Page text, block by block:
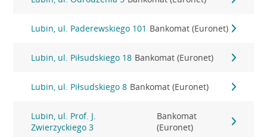
Lubin, ul. Paderewskiego 101 Bankomat (Euronet)
Lubin, ul. Piłsudskiego 18 Bankomat (Euronet)
Lubin, ul. Piłsudskiego 8 Bankomat (Euronet)
Lubin, ul. Prof. J.
Zwierzyckiego 3
Bankomat
(Euronet)